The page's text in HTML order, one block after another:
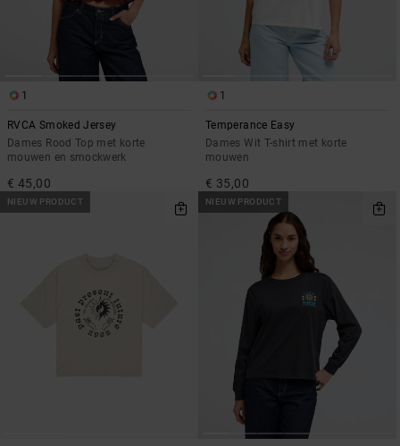
1
RVCA Smoked Jersey
Dames Rood Top met korte
mouwen en smockwerk
€ 45,00
1
Temperance Easy
Dames Wit T-shirt met korte
mouwen
€ 35,00
NIEUW PRODUCT NIEUW PRODUCT